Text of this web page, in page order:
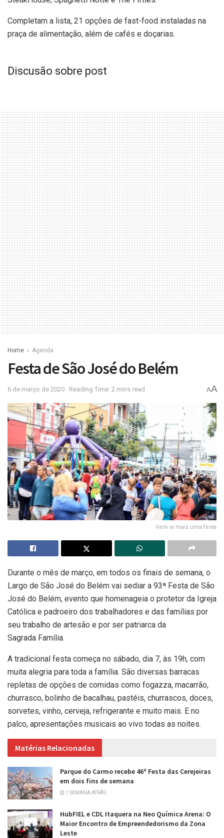
Completam a lista, 21 opções de fast-food instaladas na
praça de alimentação, além de cafés e doçarias.
Discusão sobre post
Home Agenda
Festa de São José do Belém
6 de março de 2020 Reading Time: 2 mins read AA
Vem aí mais uma festa
Durante o mês de março, em todos os finais de semana, o
Largo de São José do Belém vai sediar a 93ª Festa de São
José do Belém, evento que homenageia o protetor da Igreja
Católica e padroeiro dos trabalhadores e das famílias por
seu trabalho de artesão e por ser patriarca da
Sagrada Família.
A tradicional festa começa no sábado, dia 7, às 19h, com
muita alegria para toda a família. São diversas barracas
repletas de opções de comidas como fogazza, macarrão,
churrasco, bolinho de bacalhau, pastéis, churrascos, doces,
sorvetes, vinho, cerveja, refrigerante e muito mais. E no
palco, apresentações musicais ao vivo todas as noites.
Matérias Relacionadas
Parque do Carmo recebe 46ª Festa das Cerejeiras
em dois fins de semana
1 SEMANA ATRÁS
HubFIEL e CDL Itaquera na Neo Química Arena: O
Maior Encontro de Empreendedorismo da Zona
Leste